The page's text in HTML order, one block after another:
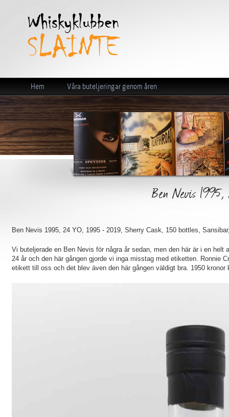
Hem Våra buteljeringar genom åren
Ben Nevis 1995,
Ben Nevis 1995, 24 YO, 1995 - 2019, Sherry Cask, 150 bottles,
Vi buteljerade en Ben Nevis för några år sedan, men den här är i en helt
24 år och den här gången gjorde vi inga misstag med etiketten. Ronnie
etikett till oss och det blev även den här gången väldigt bra. 1950 kronor